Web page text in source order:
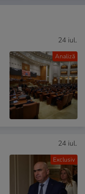
Analiză
24 iul.
Exclusiv
24 iul.